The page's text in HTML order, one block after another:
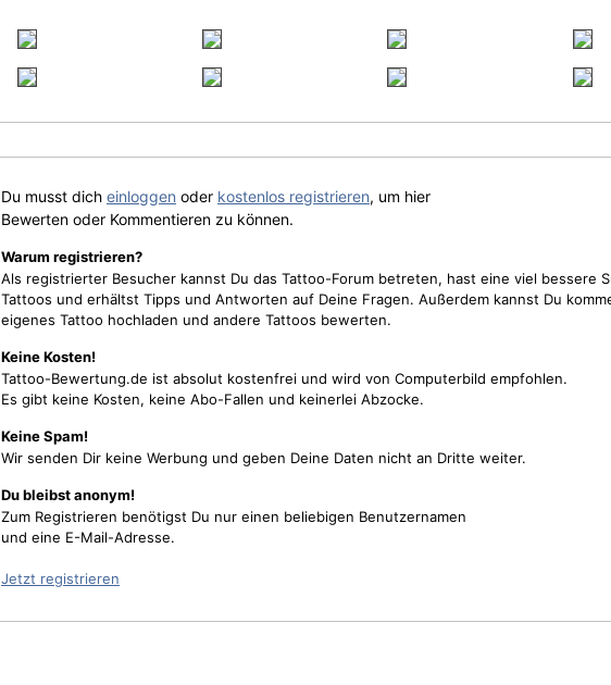
Du musst dich einloggen oder kostenlos registrieren, um hier
Bewerten oder Kommentieren zu können.
Warum registrieren?
Als registrierter Besucher kannst Du das Tattoo-Forum betreten, hast eine viel bessere
Tattoos und erhältst Tipps und Antworten auf Deine Fragen. Außerdem kannst Du
eigenes Tattoo hochladen und andere Tattoos bewerten.
Keine Kosten!
Tattoo-Bewertung.de ist absolut kostenfrei und wird von Computerbild empfohlen.
Es gibt keine Kosten, keine Abo-Fallen und keinerlei Abzocke.
Keine Spam!
Wir senden Dir keine Werbung und geben Deine Daten nicht an Dritte weiter.
Du bleibst anonym!
Zum Registrieren benötigst Du nur einen beliebigen Benutzernamen
und eine E-Mail-Adresse.
Jetzt registrieren